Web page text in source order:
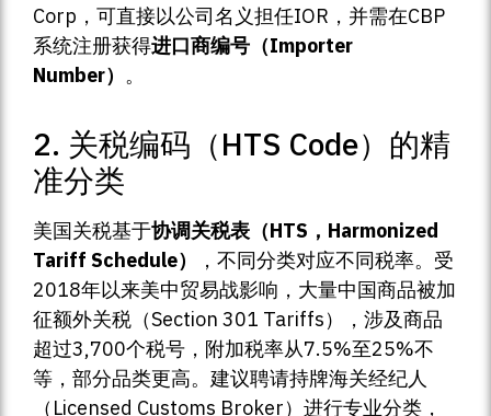
Corp，可直接以公司名义担任IOR，并需在CBP
系统注册获得进口商编号（Importer
Number） 。
2. 关税编码（HTS Code）的精
准分类
美国关税基于协调关税表（HTS，Harmonized
Tariff Schedule）
，不同分类对应不同税率。受
2018年以来美中贸易战影响，大量中国商品被加
征额外关税（Section 301 Tariffs），涉及商品
超过3,700个税号，附加税率从7.5%至25%不
等，部分品类更高。建议聘请持牌海关经纪人
（Licensed Customs Broker）进行专业分类，